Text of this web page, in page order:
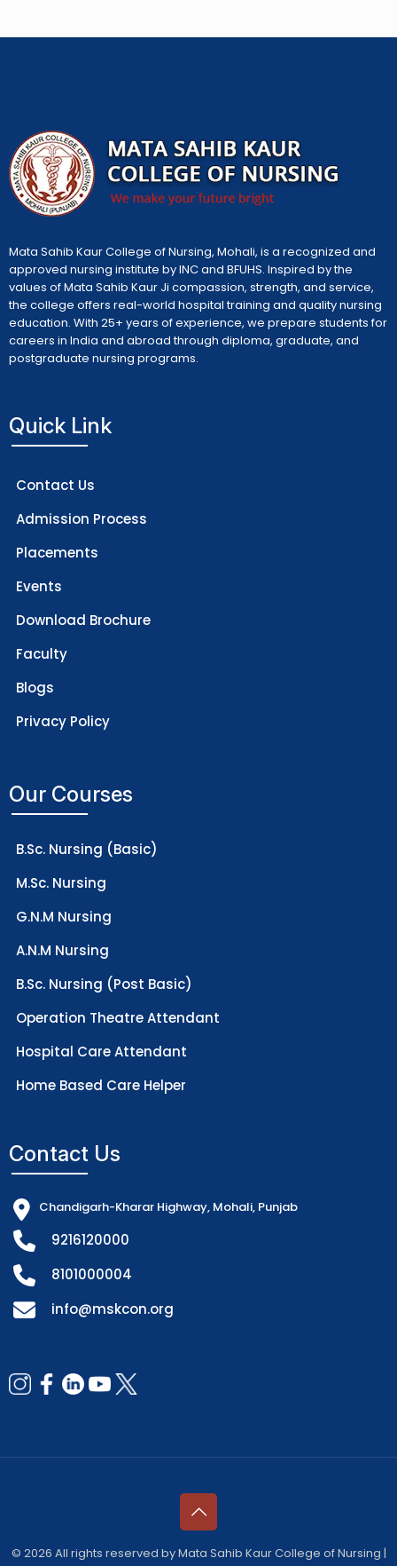
Mata Sahib Kaur College of Nursing, Mohali, is a recognized and
approved nursing institute by INC and BFUHS. Inspired by the
values of Mata Sahib Kaur Ji compassion, strength, and service,
the college offers real-world hospital training and quality nursing
education. With 25+ years of experience, we prepare students for
careers in India and abroad through diploma, graduate, and
postgraduate nursing programs.
Quick Link
Contact Us
Admission Process
Placements
Events
Download Brochure
Faculty
Blogs
Privacy Policy
Our Courses
B.Sc. Nursing (Basic)
M.Sc. Nursing
G.N.M Nursing
A.N.M Nursing
B.Sc. Nursing (Post Basic)
Operation Theatre Attendant
Hospital Care Attendant
Home Based Care Helper
Contact Us
Chandigarh-Kharar Highway, Mohali, Punjab
9216120000
8101000004
info@mskcon.org
© 2026 All rights reserved by Mata Sahib Kaur College of Nursing |